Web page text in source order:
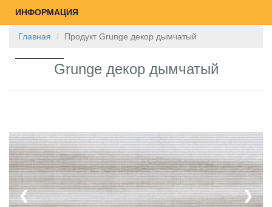
ИНФОРМАЦИЯ
Главная Продукт Grunge декор дымчатый
Grunge декор дымчатый
❮ ❯